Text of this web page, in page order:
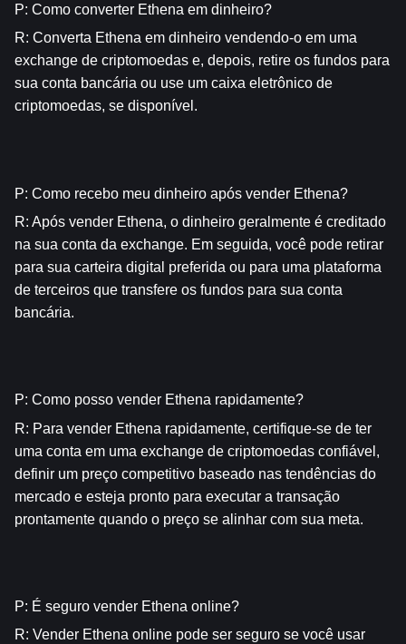
P: Como converter Ethena em dinheiro?
R: Converta Ethena em dinheiro vendendo-o em uma
exchange de criptomoedas e, depois, retire os fundos para
sua conta bancária ou use um caixa eletrônico de
criptomoedas, se disponível.
P: Como recebo meu dinheiro após vender Ethena?
R: Após vender Ethena, o dinheiro geralmente é creditado
na sua conta da exchange. Em seguida, você pode retirar
para sua carteira digital preferida ou para uma plataforma
de terceiros que transfere os fundos para sua conta
bancária.
P: Como posso vender Ethena rapidamente?
R: Para vender Ethena rapidamente, certifique-se de ter
uma conta em uma exchange de criptomoedas confiável,
definir um preço competitivo baseado nas tendências do
mercado e esteja pronto para executar a transação
prontamente quando o preço se alinhar com sua meta.
P: É seguro vender Ethena online?
R: Vender Ethena online pode ser seguro se você usar